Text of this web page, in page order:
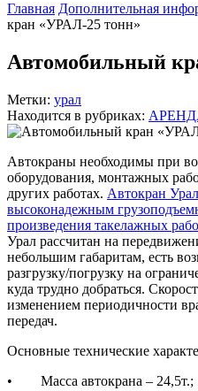
Главная Дополнительная
кран «УРАЛ-25 тонн»
Автомобильный
Метки: урал
Находится в рубриках:
Автокраны необходимы при
оборудования, монтажных
других работах. Автокран
высоконадежным
произведения такелажных
Урал рассчитан на
небольшим габаритам, есть
разгрузку/погрузку на
куда трудно добраться.
изменением периодичности
передач.
Основные технические
• Масса автокрана – 24,5т.;